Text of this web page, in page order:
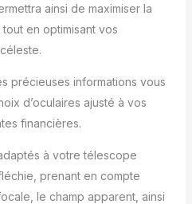
ainsi de maximiser la
en optimisant vos
précieuses informations vous
d’oculaires ajusté à vos
financières.
à votre télescope
prenant en compte
le champ apparent, ainsi